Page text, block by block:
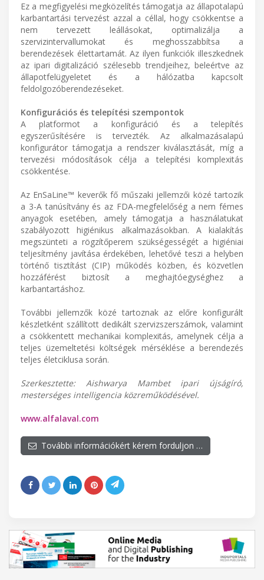
Ez a megfigyelési megközelítés támogatja az állapotalapú
karbantartási tervezést azzal a céllal, hogy csökkentse a
nem tervezett leállásokat, optimalizálja a
szervizintervallumokat és meghosszabbítsa a
berendezések élettartamát. Az ilyen funkciók illeszkednek
az ipari digitalizáció szélesebb trendjeihez, beleértve az
állapotfelügyeletet és a hálózatba kapcsolt
feldolgozóberendezéseket.
Konfigurációs és telepítési szempontok
A platformot a konfiguráció és a telepítés
egyszerűsítésére is tervezték. Az alkalmazásalapú
konfigurátor támogatja a rendszer kiválasztását, míg a
tervezési módosítások célja a telepítési komplexitás
csökkentése.
Az EnSaLine™ keverők fő műszaki jellemzői közé tartozik
a 3-A tanúsítvány és az FDA-megfelelőség a nem fémes
anyagok esetében, amely támogatja a használatukat
szabályozott higiénikus alkalmazásokban. A kialakítás
megszünteti a rögzítőperem szükségességét a higiéniai
teljesítmény javítása érdekében, lehetővé teszi a helyben
történő tisztítást (CIP) működés közben, és közvetlen
hozzáférést biztosít a meghajtóegységhez a
karbantartáshoz.
További jellemzők közé tartoznak az előre konfigurált
készletként szállított dedikált szervizszerszámok, valamint
a csökkentett mechanikai komplexitás, amelynek célja a
teljes üzemeltetési költségek mérséklése a berendezés
teljes életciklusa során.
Szerkesztette: Aishwarya Mambet ipari újságíró,
mesterséges intelligencia közreműködésével.
www.alfalaval.com
További információkért kérem forduljon …